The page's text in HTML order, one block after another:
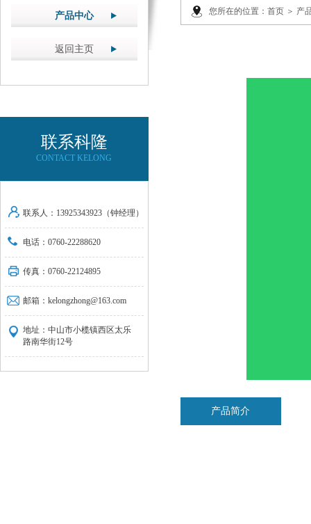
产品中心
返回主页
联系科隆
CONTACT KELONG
联系人：13925343923（钟经理）
电话：0760-22288620
传真：0760-22124895
邮箱：kelongzhong@163.com
地址：中山市小榄镇西区太乐
路南华街12号
您所在的位置： 首页 ＞ 产
产品简介